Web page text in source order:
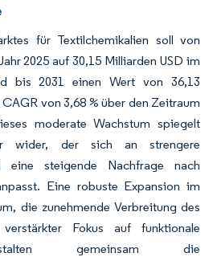
für Textilchemikalien soll von
2025 auf 30,15 Milliarden USD im
bis 2031 einen Wert von 36,13
von 3,68 % über den Zeitraum
moderate Wachstum spiegelt
wider, der sich an strengere
eine steigende Nachfrage nach
Eine robuste Expansion im
die zunehmende Verbreitung des
Fokus auf funktionale
gemeinsam die